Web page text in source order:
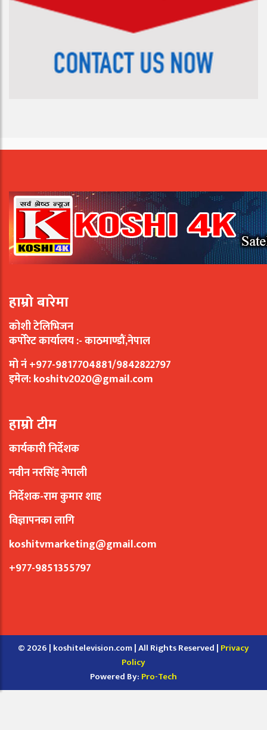
हाम्रो बारेमा
कोशी टेलिभिजन
कर्पोरेट कार्यालय :- काठमाण्डौं,नेपाल
मो नं +977-9817704881/9842822797
इमेल:koshitv2020@gmail.com
हाम्रो टीम
कार्यकारी निर्देशक
नवीन नरसिंह नेपाली
निर्देशक-राम कुमार शाह
विज्ञापनका लागि
koshitvmarketing@gmail.com
+977-9851355797
© 2026 | koshitelevision.com | All Rights Reserved | Privacy
Policy
Powered By: Pro-Tech